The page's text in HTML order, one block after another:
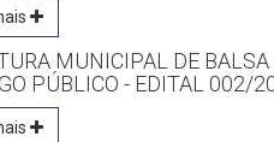
MUNICIPAL DE BALSA
PÚBLICO - EDITAL 002/